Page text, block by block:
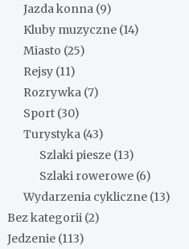
Jazda konna (9)
Kluby muzyczne (14)
Miasto (25)
Rejsy (11)
Rozrywka (7)
Sport (30)
Turystyka (43)
Szlaki piesze (13)
Szlaki rowerowe (6)
Wydarzenia cykliczne (13)
Bez kategorii (2)
Jedzenie (113)